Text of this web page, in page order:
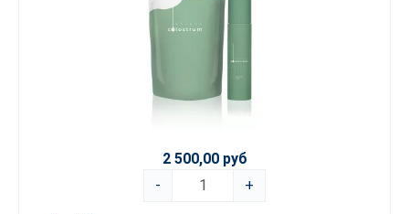
2 500,00 руб
-
+